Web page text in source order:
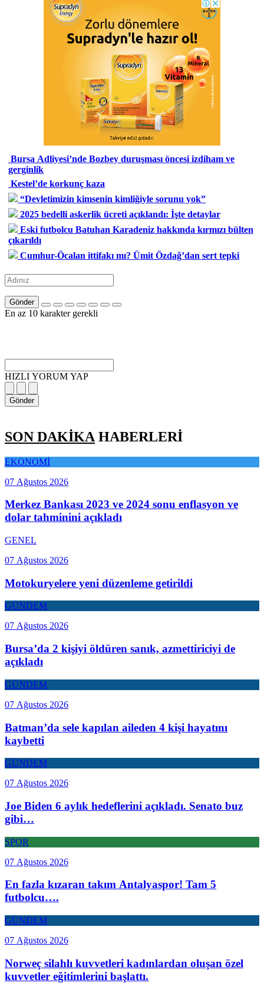
Bursa Adliyesi’nde Bozbey duruşması öncesi izdiham ve
gerginlik
Kestel’de korkunç kaza
“Devletimizin kimsenin kimliğiyle sorunu yok”
2025 bedelli askerlik ücreti açıklandı: İşte detaylar
Eski futbolcu Batuhan Karadeniz hakkında kırmızı bülten
çıkarıldı
Cumhur-Öcalan ittifakı mı? Ümit Özdağ’dan sert tepki
Gönder
En az 10 karakter gerekli
HIZLI YORUM YAP
Gönder
SON DAKİKA HABERLERİ
EKONOMİ
07 Ağustos 2026
Merkez Bankası 2023 ve 2024 sonu enflasyon ve
dolar tahminini açıkladı
GENEL
07 Ağustos 2026
Motokuryelere yeni düzenleme getirildi
GÜNDEM
07 Ağustos 2026
Bursa’da 2 kişiyi öldüren sanık, azmettiriciyi de
açıkladı
GÜNDEM
07 Ağustos 2026
Batman’da sele kapılan aileden 4 kişi hayatını
kaybetti
GÜNDEM
07 Ağustos 2026
Joe Biden 6 aylık hedeflerini açıkladı. Senato buz
gibi…
SPOR
07 Ağustos 2026
En fazla kızaran takım Antalyaspor! Tam 5
futbolcu….
GÜNDEM
07 Ağustos 2026
Norweç silahlı kuvvetleri kadınlardan oluşan özel
kuvvetler eğitimlerini başlattı.